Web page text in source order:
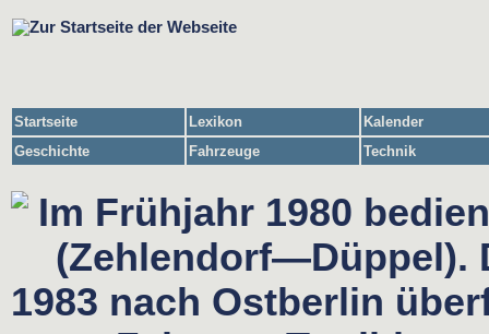
Startseite Lexikon
Kalender
Geschichte
Fahrzeuge Technik